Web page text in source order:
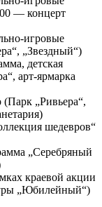
— концерт
игровые
„Звездный“)
детская
арт-ярмарка
„Ривьера“,
шедевров“
„Серебряный
краевой акции
„Юбилейный“)